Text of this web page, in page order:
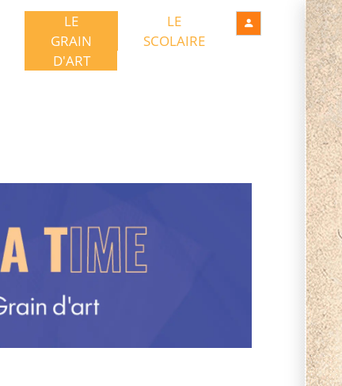
LE
GRAIN
D'ART
LE
SCOLAIRE